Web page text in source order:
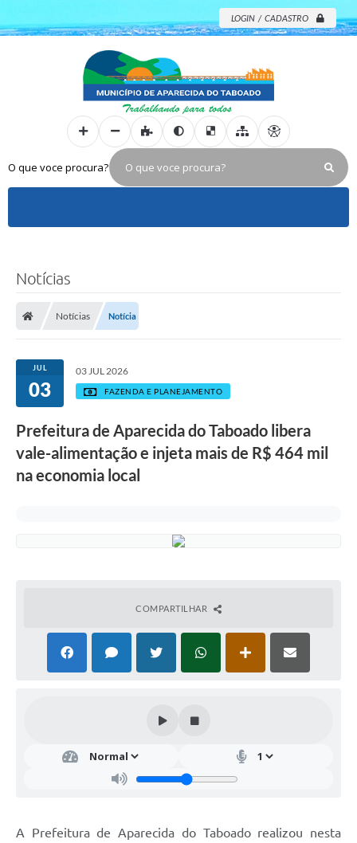
LOGIN / CADASTRO
O que voce procura?
Notícias
Notícias Notícia
JUL
03
03 JUL 2026
FAZENDA E PLANEJAMENTO
Prefeitura de Aparecida do Taboado libera
vale-alimentação e injeta mais de R$ 464 mil
na economia local
COMPARTILHAR
A Prefeitura de Aparecida do Taboado realizou nesta